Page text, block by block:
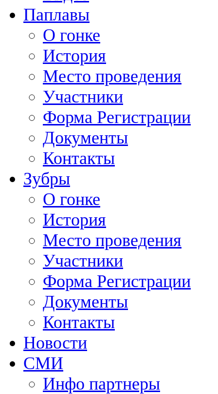
Паплавы
О гонке
История
Место проведения
Участники
Форма Регистрации
Документы
Контакты
Зубры
О гонке
История
Место проведения
Участники
Форма Регистрации
Документы
Контакты
Новости
СМИ
Инфо партнеры